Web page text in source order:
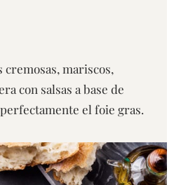
cremosas, mariscos,
con salsas a base de
el foie gras.